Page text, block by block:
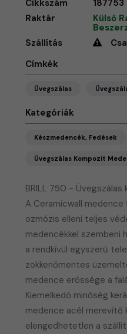
BRILL 750 -
A Ceramicwall
ozmózis elleni teljes
medencékkel
a rendkívül egyszerű
zökkenőmentes
medence erőssége a
Kiemelkedő minőség
medence acél merevítő
elengedhetetlen a
Cikkszám
187753
Raktár
Külső
Szállítás
Címkék
Üvegszálas
Kategóriák
Készmedencék, Fedések
Üvegszálas Kompozit